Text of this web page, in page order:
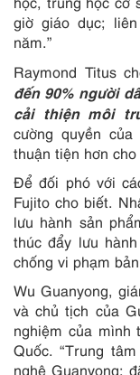
giờ giáo dục;
năm.”
Raymond Titus
đến 90% người
cải thiện môi
cường quyền
thuận tiện hơn
Để đối phó với
Fujito cho biết.
lưu hành sản
thúc đẩy lưu
chống vi phạm
Wu Guanyong,
và chủ tịch của
nghiệm của mình
Quốc. “Trung
nghệ Guanyong;